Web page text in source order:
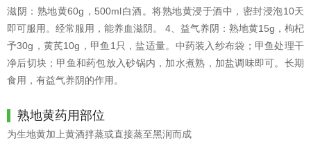
滋阴：熟地黄60g，500ml白酒。将熟地黄浸于酒中，密封浸泡10天
即可服用。经常服用，能养血滋阴。 4、益气养阴：熟地黄15g，枸杞
予30g，黄芪10g，甲鱼1只，盐适量。中药装入纱布袋；甲鱼处理干
净后切块；甲鱼和药包放入砂锅内，加水煮熟，加盐调味即可。长期
食用，有益气养阴的作用。
熟地黄药用部位
为生地黄加上黄酒拌蒸或直接蒸至黑润而成